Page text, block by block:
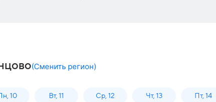
(Сменить регион)
10 Вт, 11 Ср, 12 Чт, 13 Пт, 14